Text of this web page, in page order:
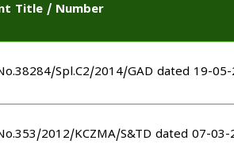
Title / Number
Spl.C2/2014/GAD dated 19-
2012/KCZMA/S&TD dated 07-03-